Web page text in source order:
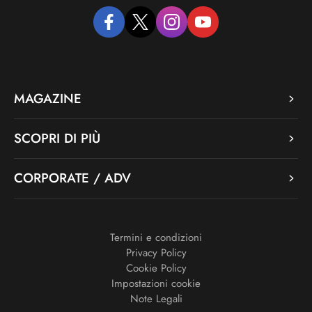
facebooktwitter instagramyoutube
MAGAZINE
SCOPRI DI PIÙ
CORPORATE / ADV
Termini e condizioni
Privacy Policy
Cookie Policy
Impostazioni cookie
Note Legali